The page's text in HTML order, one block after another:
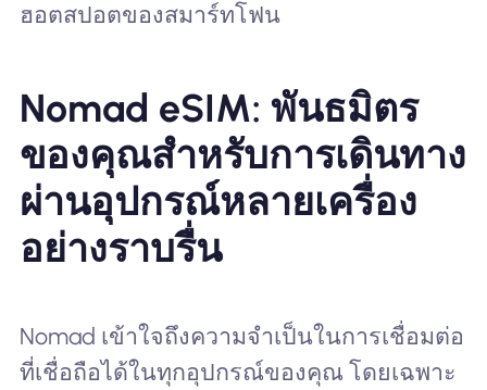
ฮอตสปอตของสมาร์ทโฟน
Nomad eSIM: พันธมิตร
ของคุณสำหรับการเดินทาง
ผ่านอุปกรณ์หลายเครื่อง
อย่างราบรื่น
Nomad เข้าใจถึงความจำเป็นในการเชื่อมต่อ
ที่เชื่อถือได้ในทุกอุปกรณ์ของคุณ โดยเฉพาะ